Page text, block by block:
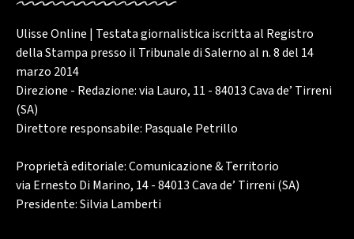
Ulisse Online | Testata giornalistica iscritta al Registro
della Stampa presso il Tribunale di Salerno al n. 8 del 14
marzo 2014
Direzione - Redazione: via Lauro, 11 - 84013 Cava de’ Tirreni
(SA)
Direttore responsabile: Pasquale Petrillo
Proprietà editoriale: Comunicazione & Territorio
via Ernesto Di Marino, 14 - 84013 Cava de’ Tirreni (SA)
Presidente: Silvia Lamberti